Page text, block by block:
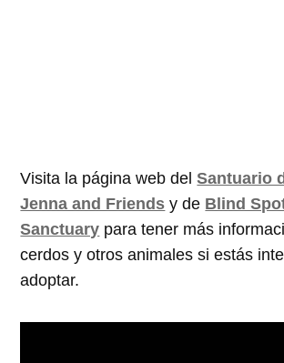
Visita la página web delSantuario
Jenna and Friends y de Blind
Sanctuary para tener más
cerdos y otros animales si estás
adoptar.